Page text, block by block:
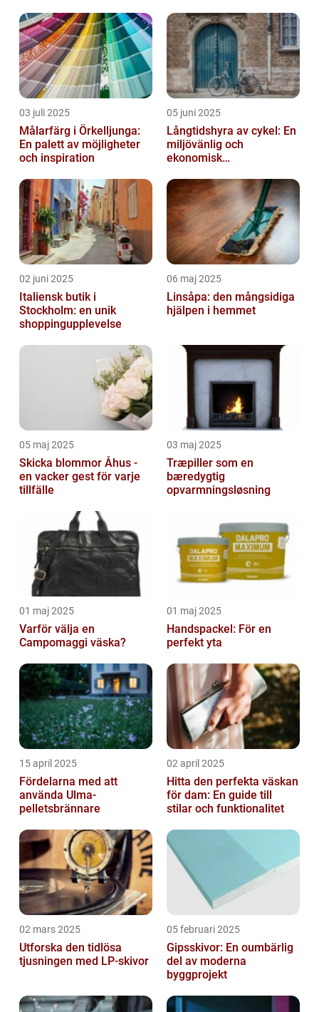
03 juli 2025
Målarfärg i Örkelljunga:
En palett av möjligheter
och inspiration
05 juni 2025
Långtidshyra av cykel: En
miljövänlig och
ekonomisk
02 juni 2025
Italiensk butik i
Stockholm: en unik
shoppingupplevelse
06 maj 2025
Linsåpa: den mångsidiga
hjälpen i hemmet
05 maj 2025
Skicka blommor Åhus -
en vacker gest för varje
tillfälle
03 maj 2025
Træpiller som en
bæredygtig
opvarmningsløsning
01 maj 2025
Varför välja en
Campomaggi väska?
01 maj 2025
Handspackel: För en
perfekt yta
15 april 2025
Fördelarna med att
använda Ulma-
pelletsbrännare
02 april 2025
Hitta den perfekta väskan
för dam: En guide till
stilar och funktionalitet
02 mars 2025
Utforska den tidlösa
tjusningen med LP-skivor
05 februari 2025
Gipsskivor: En oumbärlig
del av moderna
byggprojekt